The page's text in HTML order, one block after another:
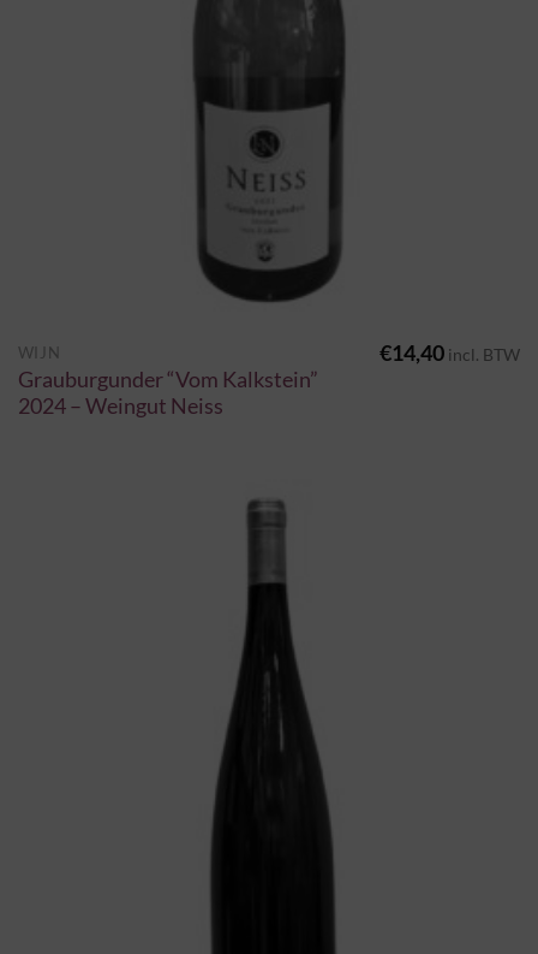
WIJN
Grauburgunder “Vom Kalkstein”
2024 – Weingut Neiss
€14,40 incl. BTW